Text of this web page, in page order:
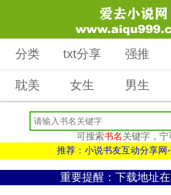
分类 txt分享 强推
耽美 女生 男生
可搜索书名关键字，宁
推荐：小说书友互动分享网
重要提醒：下载地址